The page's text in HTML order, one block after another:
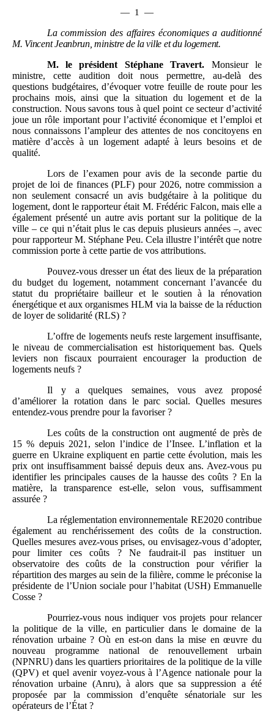
— 1 —
La commission des affaires économiques a auditionné
M. Vincent Jeanbrun, ministre de la ville et du logement.
M.
le président Stéphane Travert. Monsieur le
ministre, cette audition doit nous permettre, au-delà des
questions budgétaires, d’évoquer votre feuille de route pour les
prochains mois, ainsi que la situation du logement et de la
construction. Nous savons tous à quel point ce secteur d’activité
joue un rôle important pour l’activité économique et l’emploi et
nous connaissons l’ampleur des attentes de nos concitoyens en
matière d’accès à un logement adapté à leurs besoins et de
qualité.
Lors de l’examen pour avis de la seconde partie du
projet de loi de finances (PLF) pour 2026, notre commission a
non seulement consacré un avis budgétaire à la politique du
logement, dont le rapporteur était M. Frédéric Falcon, mais elle a
également présenté un autre avis portant sur la politique de la
ville – ce qui n’était plus le cas depuis plusieurs années –, avec
pour rapporteur M. Stéphane Peu. Cela illustre l’intérêt que notre
commission porte à cette partie de vos attributions.
Pouvez-vous dresser un état des lieux de la préparation
du budget du logement, notamment concernant l’avancée du
statut du propriétaire bailleur et le soutien à la rénovation
énergétique et aux organismes HLM via la baisse de la réduction
de loyer de solidarité (RLS) ?
L’offre de logements neufs reste largement insuffisante,
le niveau de commercialisation est historiquement bas. Quels
leviers non fiscaux pourraient encourager la production de
logements neufs ?
Il y a quelques semaines, vous avez proposé
d’améliorer la rotation dans le parc social. Quelles mesures
entendez-vous prendre pour la favoriser ?
Les coûts de la construction ont augmenté de près de
15 % depuis 2021, selon l’indice de l’Insee. L’inflation et la
guerre en Ukraine expliquent en partie cette évolution, mais les
prix ont insuffisamment baissé depuis deux ans. Avez-vous pu
identifier les principales causes de la hausse des coûts ? En la
matière, la transparence est-elle, selon vous, suffisamment
assurée ?
La réglementation environnementale RE2020 contribue
également au renchérissement des coûts de la construction.
Quelles mesures avez-vous prises, ou envisagez-vous d’adopter,
pour limiter ces coûts ? Ne faudrait-il pas instituer un
observatoire des coûts de la construction pour vérifier la
répartition des marges au sein de la filière, comme le préconise la
présidente de l’Union sociale pour l’habitat (USH) Emmanuelle
Cosse ?
Pourriez-vous nous indiquer vos projets pour relancer
la politique de la ville, en particulier dans le domaine de la
rénovation urbaine ? Où en est-on dans la mise en œuvre du
nouveau programme national de renouvellement urbain
(NPNRU) dans les quartiers prioritaires de la politique de la ville
(QPV) et quel avenir voyez-vous à l’Agence nationale pour la
rénovation urbaine (Anru), à alors que sa suppression a été
proposée par la commission d’enquête sénatoriale sur les
opérateurs de l’État ?